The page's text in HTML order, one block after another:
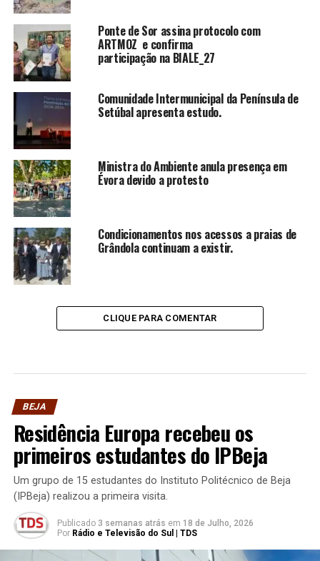
Ponte de Sor assina protocolo com
ARTMOZ e confirma
participação na BIALE_27
Comunidade Intermunicipal da Península de
Setúbal apresenta estudo.
Ministra do Ambiente anula presença em
Évora devido a protesto
Condicionamentos nos acessos a praias de
Grândola continuam a existir.
CLIQUE PARA COMENTAR
BEJA
Residência Europa recebeu os
primeiros estudantes do IPBeja
Um grupo de 15 estudantes do Instituto Politécnico de Beja
(IPBeja) realizou a primeira visita.
Publicado 3 semanas atrás em 18 de Julho, 2026
Por Rádio e Televisão do Sul | TDS